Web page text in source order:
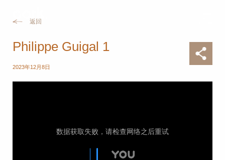
返回
Philippe Guigal 1
2023年12月8日